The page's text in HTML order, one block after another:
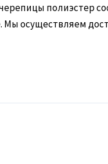
полиэстер
Мы осуществляем